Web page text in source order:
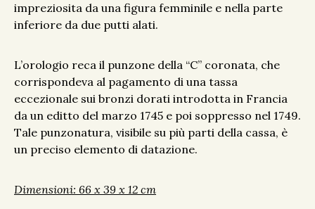
impreziosita da una figura femminile e nella parte
inferiore da due putti alati.
L’orologio reca il punzone della “C” coronata, che
corrispondeva al pagamento di una tassa
eccezionale sui bronzi dorati introdotta in Francia
da un editto del marzo 1745 e poi soppresso nel 1749.
Tale punzonatura, visibile su più parti della cassa, è
un preciso elemento di datazione.
Dimensioni: 66 x 39 x 12 cm